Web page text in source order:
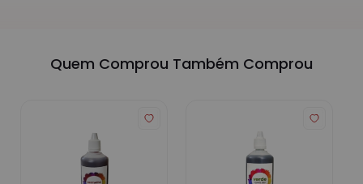
Quem Comprou Também Comprou